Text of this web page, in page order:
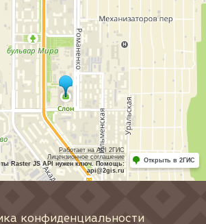
Работает на API 2ГИС
Лицензионное соглашение
Raster JS API нужен ключ. Помощь:
api@2gis.ru
Открыть в 2ГИС
конфиденциальности